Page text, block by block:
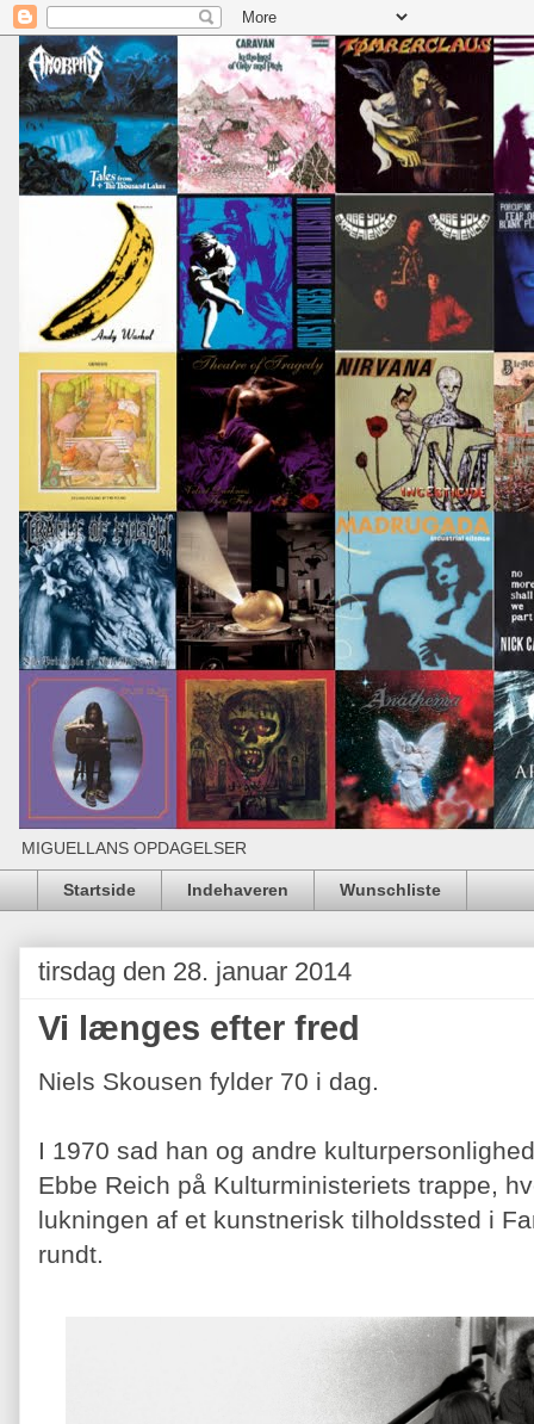
MIGUELLANS OPDAGELSER
Startside Indehaveren Wunschliste
tirsdag den 28. januar 2014
Vi længes efter fred
Niels Skousen fylder 70 i dag.
I 1970 sad han og andre
Ebbe Reich på Kulturministeriets trappe,
lukningen af et kunstnerisk tilholdssted i
rundt.